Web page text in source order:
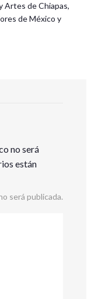
Artes de Chiapas,
de México y
no será
están
será publicada.